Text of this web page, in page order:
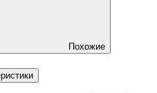
Похожие